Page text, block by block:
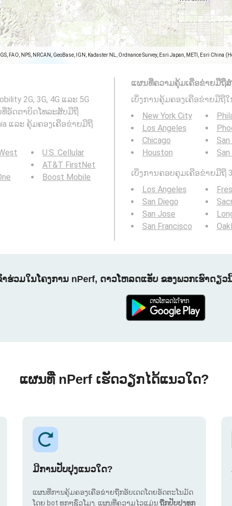
FAO, NPS, NRCAN, GeoBase, IGN, Kadaster NL, Ordnance Survey, Esri Japan, METI, Esri
2G, 3G, 4G ແລະ 5G
ນທີ່ອັດຕາບິດໂທລະສັບມືຖື
ແລະ ຄຸ້ມຄອງເຄືອຂ່າຍມືຖື
U.S. Cellular
AT&T FirstNet
Boost Mobile
ແຜນທີ່ຄວາມຄຸ້ມເຄືອຂ່າຍມືຖືສໍ
ເບິ່ງການຄຸ້ມຄອງເຄືອຂ່າຍມືຖືໃ
New York City
Los Angeles
Chicago
Houston
ເບິ່ງການຄອບຄຸມເຄືອຂ່າຍມືຖື
Los Angeles
San Diego
San Jose
San Francisco
າຮ່ວມໃນໂຄງການ nPerf, ດາວໂຫລດແອັບ ຂອງພວກເຮົາດຽວ
ແຜນທີ່ nPerf ເຮັດວຽກໄດ້ແນວໃດ?
ມີການປັບປຸງແນວໃດ?
ແຜນທີ່ການຄຸ້ມຄອງເຄືອຂ່າຍຖືກອັບເດດໂດຍອັດຕະໂນມັດ
ໂດຍ bot ທຸກໆຊົ່ວໂມງ. ແຜນທີ່ຄວາມໄວແມ່ນຖືກປັບປຸງທຸກ